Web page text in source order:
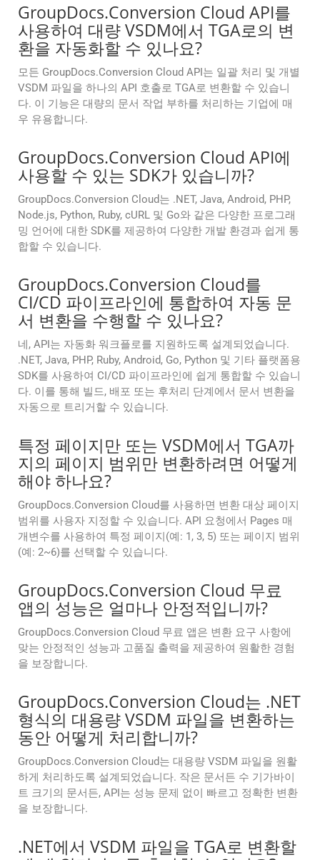
GroupDocs.Conversion Cloud API를
사용하여 대량 VSDM에서 TGA로의 변
환을 자동화할 수 있나요?
모든 GroupDocs.Conversion Cloud API는 일괄 처리 및 개별
VSDM 파일을 하나의 API 호출로 TGA로 변환할 수 있습니
다. 이 기능은 대량의 문서 작업 부하를 처리하는 기업에 매
우 유용합니다.
GroupDocs.Conversion Cloud API에
사용할 수 있는 SDK가 있습니까?
GroupDocs.Conversion Cloud는 .NET, Java, Android, PHP,
Node.js, Python, Ruby, cURL 및 Go와 같은 다양한 프로그래
밍 언어에 대한 SDK를 제공하여 다양한 개발 환경과 쉽게 통
합할 수 있습니다.
GroupDocs.Conversion Cloud를
CI/CD 파이프라인에 통합하여 자동 문
서 변환을 수행할 수 있나요?
네, API는 자동화 워크플로를 지원하도록 설계되었습니다.
.NET, Java, PHP, Ruby, Android, Go, Python 및 기타 플랫폼용
SDK를 사용하여 CI/CD 파이프라인에 쉽게 통합할 수 있습니
다. 이를 통해 빌드, 배포 또는 후처리 단계에서 문서 변환을
자동으로 트리거할 수 있습니다.
특정 페이지만 또는 VSDM에서 TGA까
지의 페이지 범위만 변환하려면 어떻게
해야 하나요?
GroupDocs.Conversion Cloud를 사용하면 변환 대상 페이지
범위를 사용자 지정할 수 있습니다. API 요청에서 Pages 매
개변수를 사용하여 특정 페이지(예: 1, 3, 5) 또는 페이지 범위
(예: 2~6)를 선택할 수 있습니다.
GroupDocs.Conversion Cloud 무료
앱의 성능은 얼마나 안정적입니까?
GroupDocs.Conversion Cloud 무료 앱은 변환 요구 사항에
맞는 안정적인 성능과 고품질 출력을 제공하여 원활한 경험
을 보장합니다.
GroupDocs.Conversion Cloud는 .NET
형식의 대용량 VSDM 파일을 변환하는
동안 어떻게 처리합니까?
GroupDocs.Conversion Cloud는 대용량 VSDM 파일을 원활
하게 처리하도록 설계되었습니다. 작은 문서든 수 기가바이
트 크기의 문서든, API는 성능 문제 없이 빠르고 정확한 변환
을 보장합니다.
.NET에서 VSDM 파일을 TGA로 변환할